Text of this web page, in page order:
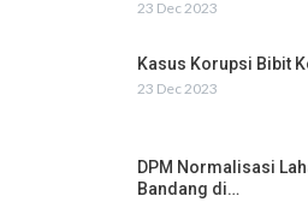
23 Dec 2023
Kasus Korupsi Bibit
23 Dec 2023
DPM Normalisasi
Bandang di…